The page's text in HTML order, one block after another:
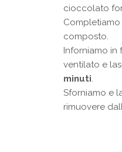
cioccolato
composto.
Inforniamo in
ventilato e
minuti.
Sforniamo e
rimuovere